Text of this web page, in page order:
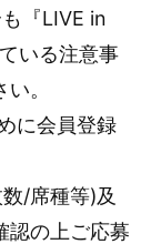
『LIVE in
いる注意事
。
に会員登録
/席種等)及
認の上ご応募